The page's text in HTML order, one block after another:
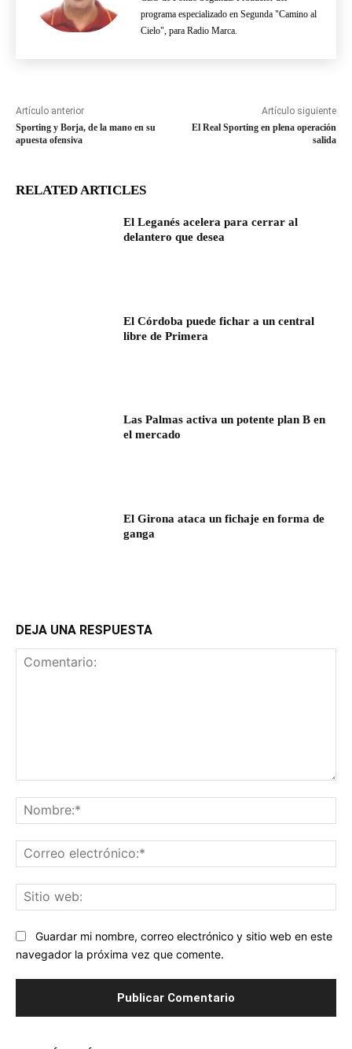
programa especializado en Segunda "Camino al
Cielo", para Radio Marca.
Artículo anterior
Sporting y Borja, de la mano en su
apuesta ofensiva
Artículo siguiente
El Real Sporting en plena operación
salida
RELATED ARTICLES
El Leganés acelera para cerrar al
delantero que desea
El Córdoba puede fichar a un central
libre de Primera
Las Palmas activa un potente plan B en
el mercado
El Girona ataca un fichaje en forma de
ganga
DEJA UNA RESPUESTA
Guardar mi nombre, correo electrónico y sitio web en este
navegador la próxima vez que comente.